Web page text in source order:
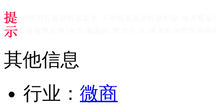
其他信息
行业： 微商